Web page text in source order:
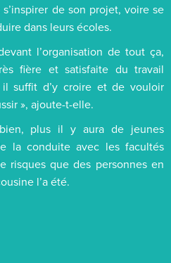
de son projet, voire se
dans leurs écoles.
l’organisation de tout ça,
fière et satisfaite du travail
suffit d’y croire et de vouloir
», ajoute-t-elle.
plus il y aura de jeunes
la conduite avec les facultés
risques que des personnes en
l’a été.